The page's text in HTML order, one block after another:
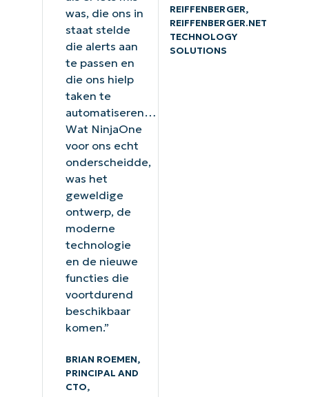
was, die ons in
staat stelde
die alerts aan
te passen en
die ons hielp
taken te
automatiseren…
Wat NinjaOne
voor ons echt
onderscheidde,
was het
geweldige
ontwerp, de
moderne
technologie
en de nieuwe
functies die
voortdurend
beschikbaar
komen.”
BRIAN ROEMEN,
PRINCIPAL AND
CTO,
REIFFENBERGER,
REIFFENBERGER.NET
TECHNOLOGY
SOLUTIONS